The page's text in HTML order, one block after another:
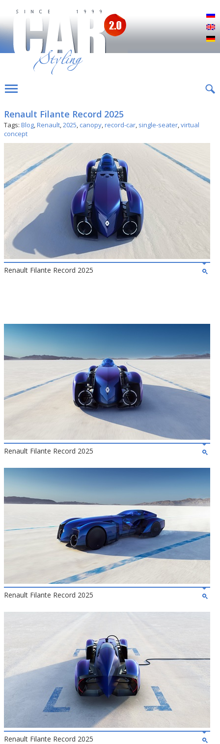
Renault Filante Record 2025
Tags: Blog,Renault,2025, canopy,record-car, single-seater,virtual
concept
Renault Filante Record 2025
Renault Filante Record 2025
Renault Filante Record 2025
Renault Filante Record 2025